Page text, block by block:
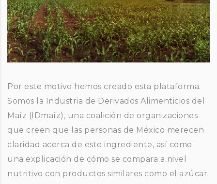
Por este motivo hemos creado esta plataforma.
Somos la Industria de Derivados Alimenticios del
Maíz (IDmaíz), una coalición de organizaciones
que creen que las personas de México merecen
claridad acerca de este ingrediente, así como
una explicación de cómo se compara a nivel
nutritivo con productos similares como el azúcar.